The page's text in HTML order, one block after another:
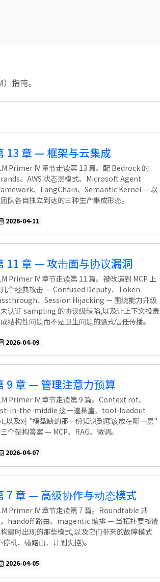
指南。
13 章 — 框架与云集成
Primer IV 章节走读第 13 篇。配 Bedrock 的
、AWS 状态层模式、Microsoft Agent
、LangChain、Semantic Kernel — 以
队各自独立到达的三种生产集成形态。
2026-04-11
11 章 — 攻击面与协议漏洞
Primer IV 章节走读第 11 篇。被改造到 MCP 上
个经典攻击 — Confused Deputy、Token
、Session Hijacking — 围绕能力升级
认证 sampling 的协议级缺陷,以及让上下文投毒
结构性问题而不是卫生问题的隐式信任传播。
2026-04-09
9 章 — 管理注意力预算
Primer IV 章节走读第 9 篇。Context rot、
in-the-middle 这一道悬崖、tool-loadout
以及对 "模型缺的那一份知识到底该放在哪一层"
个架构答案 — MCP、RAG、微调。
2026-04-07
7 章 — 高级协作与动态模式
Primer IV 章节走读第 7 篇。Roundtable 共
handoff 路由、magentic 编排 — 当拓扑要按请
建时出现的那些模式,以及它们带来的故障模式
停机、错路由、计划失控)。
2026-04-05